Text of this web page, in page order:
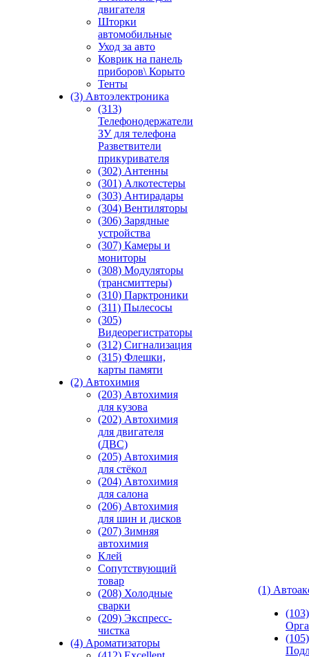
двигателя
Шторки
автомобильные
Уход за авто
Коврик на панель
приборов\ Корыто
Тенты
(3) Автоэлектроника
(313)
Телефонодержатели
ЗУ для телефона
Разветвители
прикуривателя
(302) Антенны
(301) Алкотестеры
(303) Антирадары
(304) Вентиляторы
(306) Зарядные
устройства
(307) Камеры и
мониторы
(308) Модуляторы
(трансмиттеры)
(310) Парктроники
(311) Пылесосы
(305)
Видеорегистраторы
(312) Сигнализация
(315) Флешки,
карты памяти
(2) Автохимия
(203) Автохимия
для кузова
(202) Автохимия
для двигателя
(ДВС)
(205) Автохимия
для стёкол
(204) Автохимия
для салона
(206) Автохимия
для шин и дисков
(207) Зимняя
автохимия
Клей
Сопутствующий
товар
(208) Холодные
сварки
(209) Экспреcс-
чистка
(4) Ароматизаторы
(1)
(105)